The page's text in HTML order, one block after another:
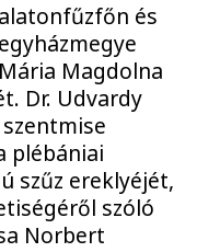
és
Magdolna
Dr. Udvardy
plébániai
szűz ereklyéjét,
szóló
Norbert